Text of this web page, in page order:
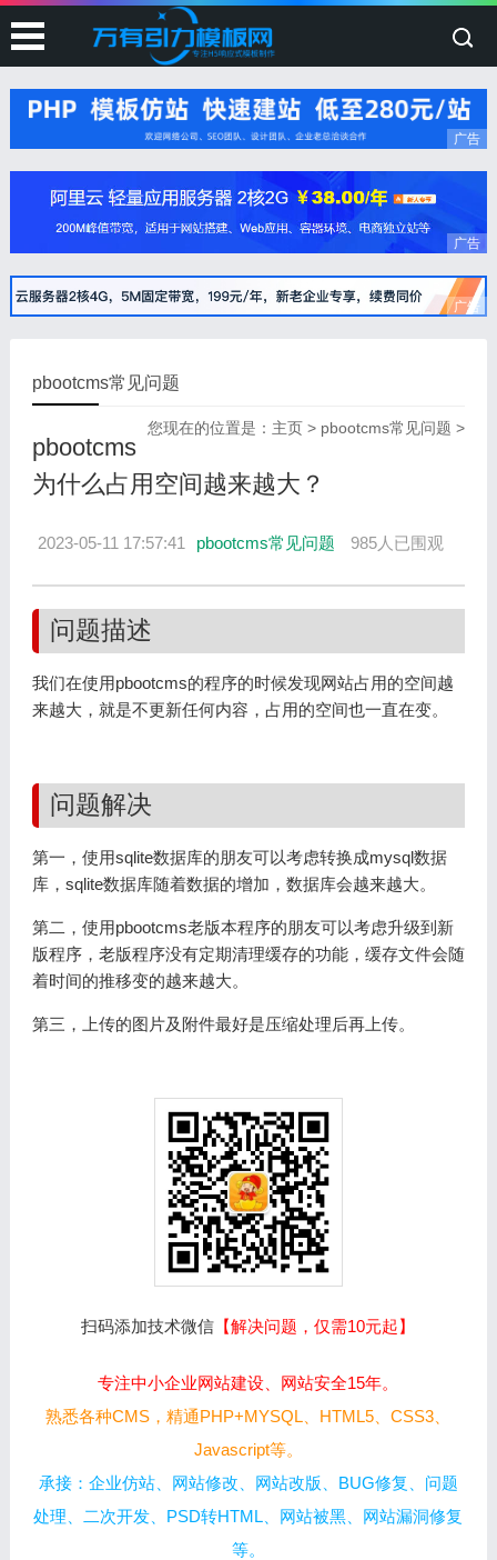
广告
广告
广告
pbootcms常见问题
您现在的位置是： 主页 > pbootcms常见问题 >
pbootcms
为什么占用空间越来越大？
2023-05-11 17:57:41 pbootcms常见问题 985人已围观
问题描述
我们在使用pbootcms的程序的时候发现网站占用的空间越
来越大，就是不更新任何内容，占用的空间也一直在变。
问题解决
第一，使用sqlite数据库的朋友可以考虑转换成mysql数据
库，sqlite数据库随着数据的增加，数据库会越来越大。
第二，使用pbootcms老版本程序的朋友可以考虑升级到新
版程序，老版程序没有定期清理缓存的功能，缓存文件会随
着时间的推移变的越来越大。
第三，上传的图片及附件最好是压缩处理后再上传。
扫码添加技术微信 【解决问题，仅需10元起】
专注中小企业网站建设、网站安全15年。
熟悉各种CMS，精通PHP+MYSQL、HTML5、CSS3、
Javascript等。
承接：企业仿站、网站修改、网站改版、BUG修复、问题
处理、二次开发、PSD转HTML、网站被黑、网站漏洞修复
等。